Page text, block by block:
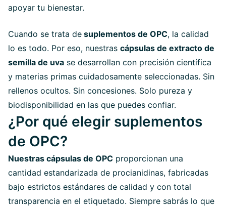
apoyar tu bienestar.
Cuando se trata de suplementos de OPC, la calidad
lo es todo. Por eso, nuestras cápsulas de extracto de
semilla de uva se desarrollan con precisión científica
y materias primas cuidadosamente seleccionadas. Sin
rellenos ocultos. Sin concesiones. Solo pureza y
biodisponibilidad en las que puedes confiar.
¿Por qué elegir suplementos
de OPC?
Nuestras cápsulas de OPC proporcionan una
cantidad estandarizada de procianidinas, fabricadas
bajo estrictos estándares de calidad y con total
transparencia en el etiquetado. Siempre sabrás lo que